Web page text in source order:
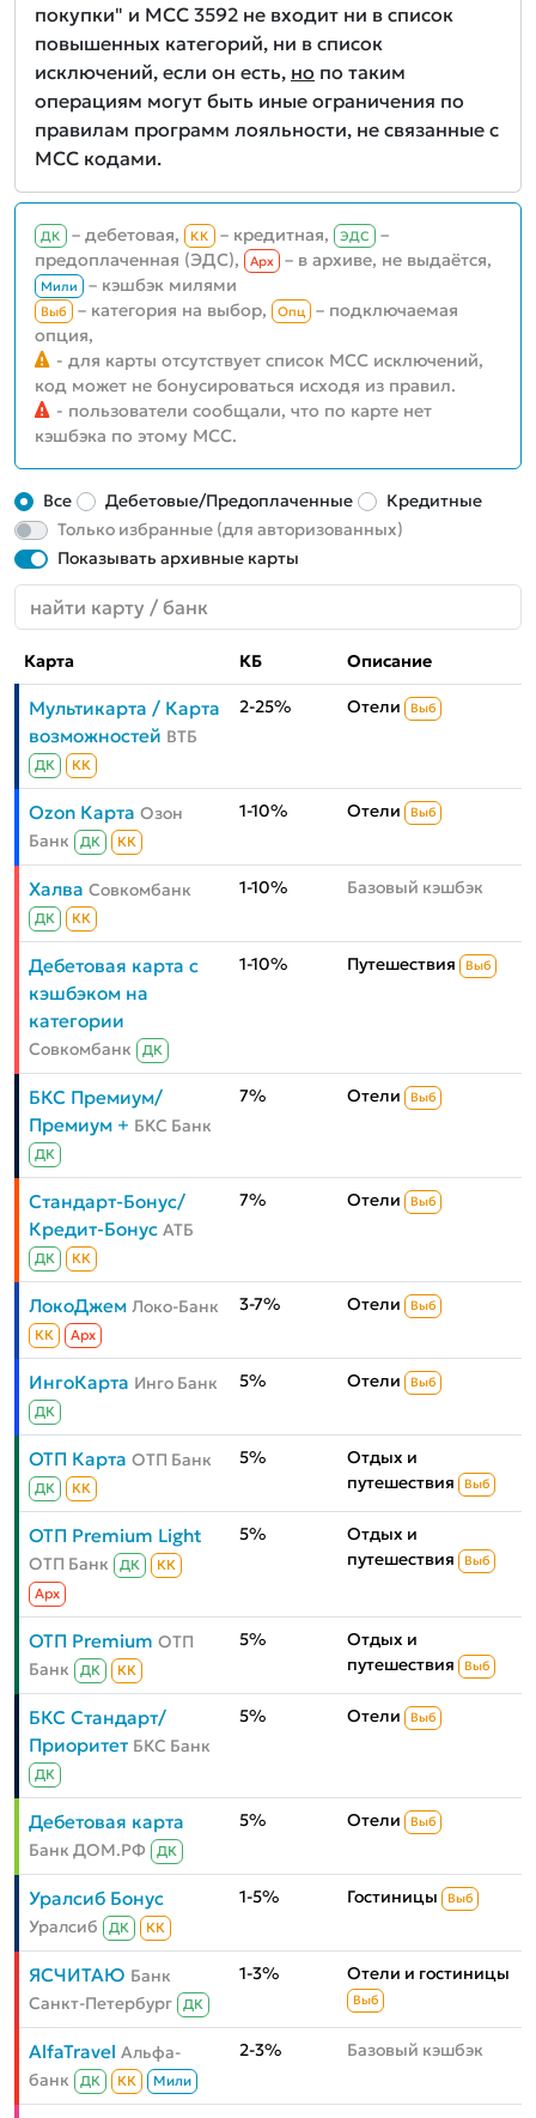
покупки" и MCC 3592 не входит ни в список
повышенных категорий, ни в список
исключений, если он есть, но по таким
операциям могут быть иные ограничения по
правилам программ лояльности, не связанные с
MCC кодами.
ДК – дебетовая, КК – кредитная, ЭДС
–
предоплаченная (ЭДС),
Aрх – в архиве, не выдаётся,
Мили – кэшбэк милями
Выб – категория на выбор, Опц
– подключаемая
опция,
- для карты отсутствует список MCC исключений,
код может не бонусироваться исходя из правил.
- пользователи сообщали, что по карте нет
кэшбэка по этому MCC.
Все Дебетовые/Предоплаченные
Кредитные
Только избранные (для авторизованных)
Показывать архивные карты
Карта КБ Описание
Мультикарта / Карта
возможностей ВТБ
ДК КК
2-25% Отели Выб
Ozon Карта Озон
Банк
ДК КК
1-10% Отели Выб
Халва Совкомбанк
ДК КК
1-10% Базовый кэшбэк
Дебетовая карта с
кэшбэком на
категории
Совкомбанк ДК
1-10% Путешествия Выб
БКС Премиум/
Премиум + БКС Банк
ДК
7% Отели Выб
Стандарт-Бонус/
Кредит-Бонус АТБ
ДК КК
7% Отели Выб
ЛокоДжем Локо-Банк
КК Aрх
3-7% Отели Выб
ИнгоКарта Инго Банк
ДК
5% Отели Выб
ОТП Карта ОТП Банк
ДК КК
5%
Отдых и
путешествия
Выб
ОТП Premium Light
ОТП Банк ДК
КК
Aрх
5%
Отдых и
путешествия
Выб
ОТП Premium ОТП
Банк
ДК КК
5%
Отдых и
путешествия
Выб
БКС Стандарт/
Приоритет БКС Банк
ДК
5% Отели Выб
Дебетовая карта
Банк ДОМ.РФ ДК
5% Отели Выб
Уралсиб Бонус
Уралсиб ДК КК
1-5% Гостиницы Выб
ЯСЧИТАЮ Банк
Санкт-Петербург
ДК
1-3% Отели и гостиницы
Выб
AlfaTravel Альфа-
банк
ДК КК Мили
2-3% Базовый кэшбэк